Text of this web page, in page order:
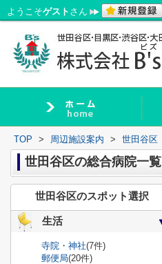
ようこそゲスト さん
TOP > 周辺施設案内 > 世田谷区
世田谷区の総合病院一覧
世田谷区のスポット選択
生活
寺院・神社(7件)
郵便局(20件)